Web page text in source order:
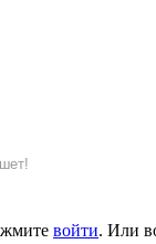
войти. Или